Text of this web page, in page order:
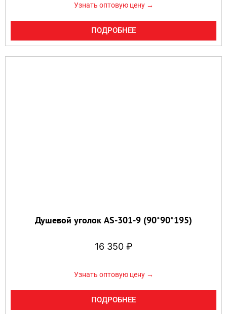
Узнать оптовую цену →
ПОДРОБНЕЕ
Душевой уголок AS-301-9 (90*90*195)
16 350 ₽
Узнать оптовую цену →
ПОДРОБНЕЕ